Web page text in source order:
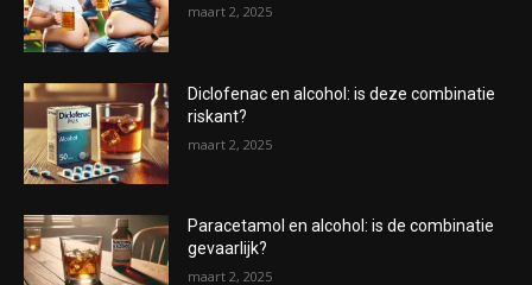
maart 2, 2025
Diclofenac en alcohol: is deze combinatie
riskant?
maart 2, 2025
Paracetamol en alcohol: is de combinatie
gevaarlijk?
maart 2, 2025